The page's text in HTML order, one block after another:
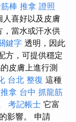
棒 推拿 證照
喜好以及皮膚
，當水或汗水供
鍵字 透明，因此
方，可提供穩定
皮膚上進行測
台北 整復 這種
拿 台中 抓龍筋
考記帳士 它富
影響。 申請